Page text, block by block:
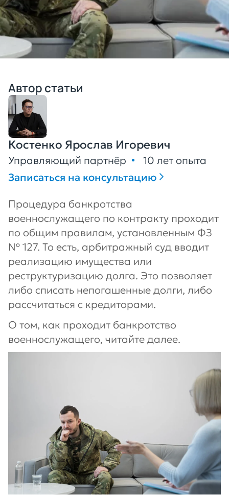
Автор статьи
Костенко Ярослав Игоревич
Управляющий партнёр
10 лет опыта
Записаться на консультацию
Процедура банкротства
военнослужащего по контракту проходит
по общим правилам, установленным ФЗ
№ 127. То есть, арбитражный суд вводит
реализацию имущества или
реструктуризацию долга. Это позволяет
либо списать непогашенные долги, либо
рассчитаться с кредиторами.
О том, как проходит банкротство
военнослужащего, читайте далее.